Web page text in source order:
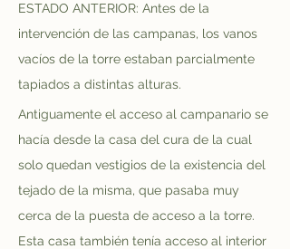
ESTADO ANTERIOR: Antes de la
intervención de las campanas, los vanos
vacíos de la torre estaban parcialmente
tapiados a distintas alturas.
Antiguamente el acceso al campanario se
hacía desde la casa del cura de la cual
solo quedan vestigios de la existencia del
tejado de la misma, que pasaba muy
cerca de la puesta de acceso a la torre.
Esta casa también tenía acceso al interior